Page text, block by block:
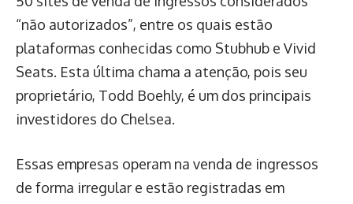
“não autorizados”, entre os quais estão
plataformas conhecidas como Stubhub e Vivid
Seats. Esta última chama a atenção, pois seu
proprietário, Todd Boehly, é um dos principais
investidores do Chelsea.
Essas empresas operam na venda de ingressos
de forma irregular e estão registradas em